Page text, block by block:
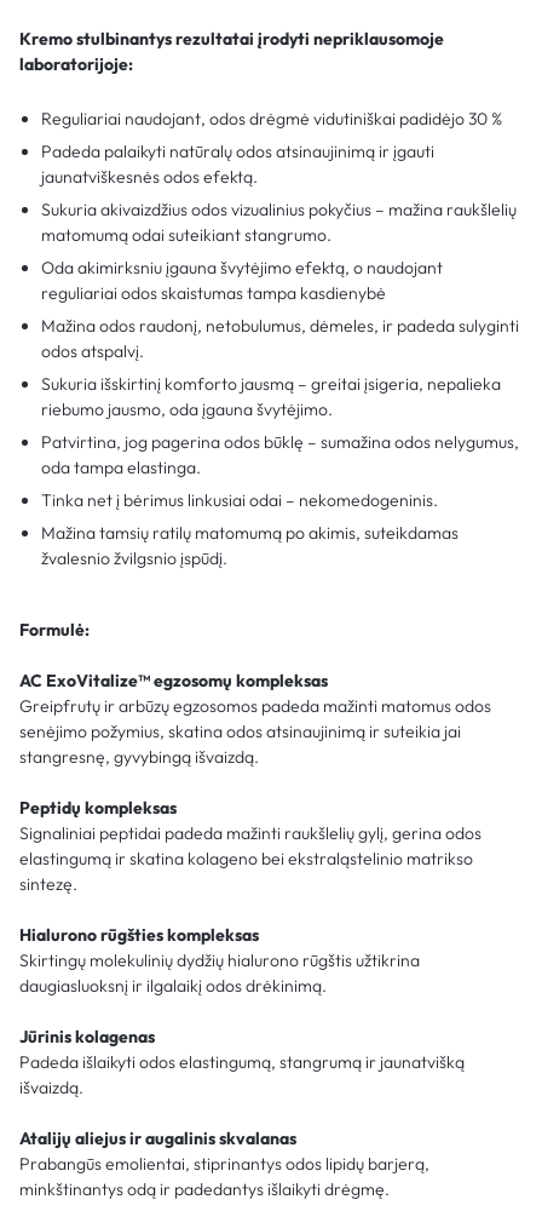
Kremo stulbinantys rezultatai įrodyti nepriklausomoje
laboratorijoje:
Reguliariai naudojant, odos drėgmė vidutiniškai padidėjo 30 %
Padeda palaikyti natūralų odos atsinaujinimą ir įgauti
jaunatviškesnės odos efektą.
Sukuria akivaizdžius odos vizualinius pokyčius – mažina raukšlelių
matomumą odai suteikiant stangrumo.
Oda akimirksniu įgauna švytėjimo efektą, o naudojant
reguliariai odos skaistumas tampa kasdienybė
Mažina odos raudonį, netobulumus, dėmeles, ir padeda sulyginti
odos atspalvį.
Sukuria išskirtinį komforto jausmą – greitai įsigeria, nepalieka
riebumo jausmo, oda įgauna švytėjimo.
Patvirtina, jog pagerina odos būklę – sumažina odos nelygumus,
oda tampa elastinga.
Tinka net į bėrimus linkusiai odai – nekomedogeninis.
Mažina tamsių ratilų matomumą po akimis, suteikdamas
žvalesnio žvilgsnio įspūdį.
Formulė:
AC ExoVitalize™ egzosomų kompleksas
Greipfrutų ir arbūzų egzosomos padeda mažinti matomus odos
senėjimo požymius, skatina odos atsinaujinimą ir suteikia jai
stangresnę, gyvybingą išvaizdą.
Peptidų kompleksas
Signaliniai peptidai padeda mažinti raukšlelių gylį, gerina odos
elastingumą ir skatina kolageno bei ekstraląstelinio matrikso
sintezę.
Hialurono rūgšties kompleksas
Skirtingų molekulinių dydžių hialurono rūgštis užtikrina
daugiasluoksnį ir ilgalaikį odos drėkinimą.
Jūrinis kolagenas
Padeda išlaikyti odos elastingumą, stangrumą ir jaunatvišką
išvaizdą.
Atalijų aliejus ir augalinis skvalanas
Prabangūs emolientai, stiprinantys odos lipidų barjerą,
minkštinantys odą ir padedantys išlaikyti drėgmę.